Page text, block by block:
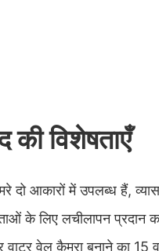
की विशेषताएँ
दो आकारों में उपलब्ध हैं,
के लिए लचीलापन प्रदान
वेल कैमरा बनाने का 15